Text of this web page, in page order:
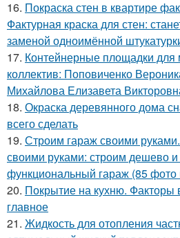
16. Покраска стен в квартире
Фактурная краска для стен:
заменой одноимённой
17. Контейнерные площадки для
коллектив: Поповиченко
Михайлова Елизавета
18. Окраска деревянного дома
всего сделать
19. Строим гараж своими
своими руками: строим дешево
функциональный гараж (85 фото
20. Покрытие на кухню.
главное
21. Жидкость для отопления